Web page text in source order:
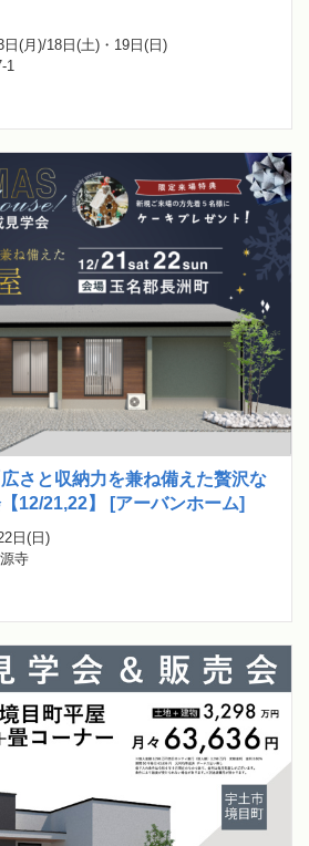
(月)/18日(土)・19日(日)
1
さと収納力を兼ね備えた贅沢な
12/21,22】 [アーバンホーム]
日(日)
寺